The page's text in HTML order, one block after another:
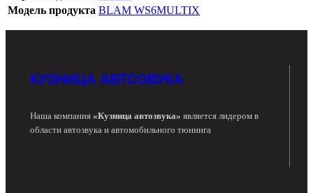
Модель продукта BLAM WS6MULTIX
КУЗНИЦА АВТОЗВУКА
Наша компания «Кузница автозвука» является лидером в
области автозвука и автомобильного тюнинга